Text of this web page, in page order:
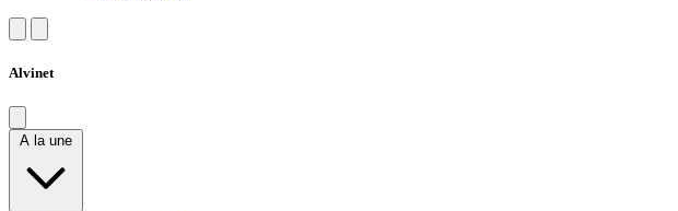
Alvinet
A la une